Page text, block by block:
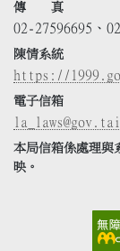
傳 真
02-27596695、
陳情系統
https://
電子信箱
本局信箱係處理與
映。